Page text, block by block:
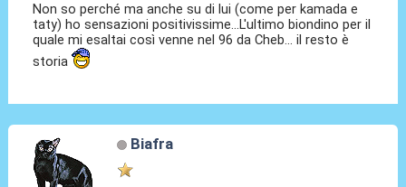
Non so perché ma anche su di lui (come per kamada e
taty) ho sensazioni positivissime...L'ultimo biondino per il
quale mi esaltai così venne nel 96 da Cheb... il resto è
storia
Biafra